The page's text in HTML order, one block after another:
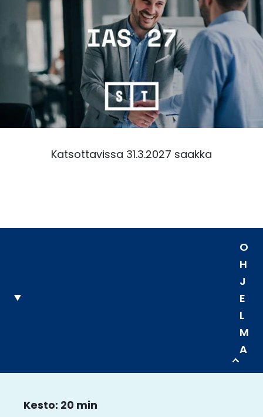
Katsottavissa 31.3.2027 saakka
O
H
J
E
L
M
A
Kesto: 20 min